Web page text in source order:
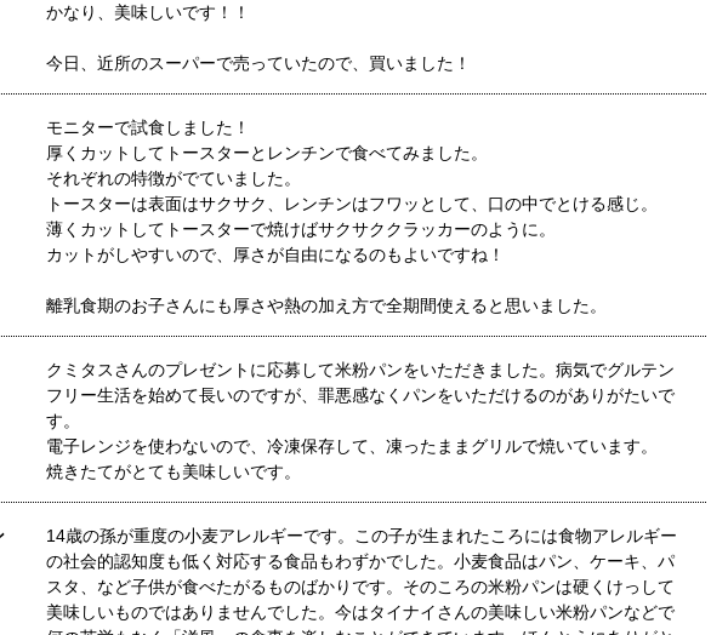
かなり、美味しいです！！
今日、近所のスーパーで売っていたので、買いました！
モニターで試食しました！
厚くカットしてトースターとレンチンで食べてみました。
それぞれの特徴がでていました。
トースターは表面はサクサク、レンチンはフワッとして、口の中でとける感じ。
薄くカットしてトースターで焼けばサクサククラッカーのように。
カットがしやすいので、厚さが自由になるのもよいですね！
離乳食期のお子さんにも厚さや熱の加え方で全期間使えると思いました。
クミタスさんのプレゼントに応募して米粉パンをいただきました。病気でグルテン
フリー生活を始めて長いのですが、罪悪感なくパンをいただけるのがありがたいで
す。
電子レンジを使わないので、冷凍保存して、凍ったままグリルで焼いています。
焼きたてがとても美味しいです。
14歳の孫が重度の小麦アレルギーです。この子が生まれたころには食物アレルギー
の社会的認知度も低く対応する食品もわずかでした。小麦食品はパン、ケーキ、パ
スタ、など子供が食べたがるものばかりです。そのころの米粉パンは硬くけっして
美味しいものではありませんでした。今はタイナイさんの美味しい米粉パンなどで